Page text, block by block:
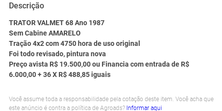
Descrição
TRATOR VALMET 68 Ano 1987
Sem Cabine AMARELO
Tração 4x2 com 4750 hora de uso original
Foi todo revisado, pintura nova
Preço avista R$ 19.500,00 ou Financia com entrada de R$
6.000,00 + 36 X R$ 488,85 iguais
Você assume toda a responsabilidade pela cotação deste item. Você acha que
este anúncio é contra a política de Agroads? Informar aqui